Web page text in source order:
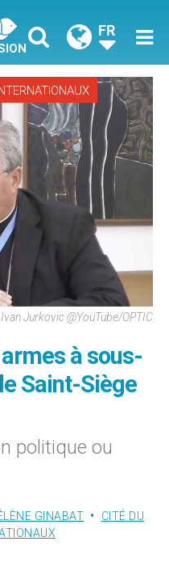
FR
Jurkovic @YouTube/OPTIC
armes à sous-
Saint-Siège
politique ou
GINABAT
CITÉ DU